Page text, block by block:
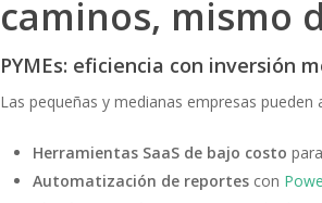
caminos, mismo
PYMEs: eficiencia con inversión
Las pequeñas y medianas empresas
Herramientas SaaS de bajo costo
Automatización de reportes con